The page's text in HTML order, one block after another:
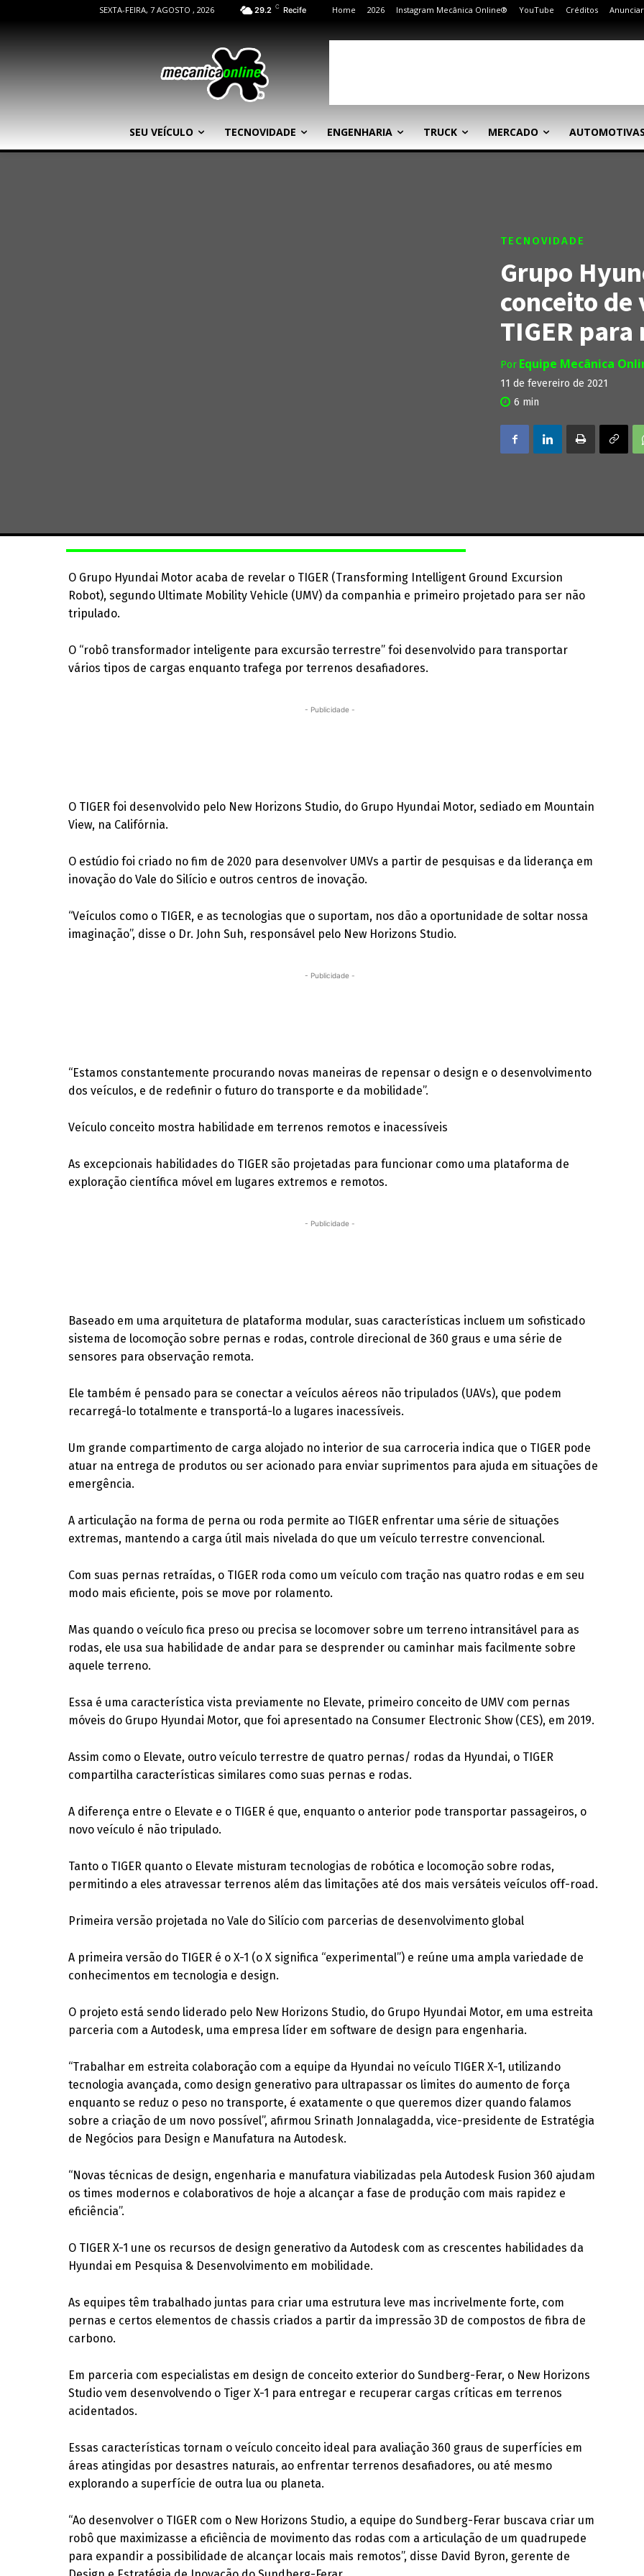
SEXTA-FEIRA, 7 AGOSTO , 2026 29.2 C Recife Home 2026 Instagram Mecânica Online® YouTube Créditos Anunciar
SEU VEÍCULO TECNOVIDADE ENGENHARIA TRUCK MERCADO AUTOMOTIVAS
TECNOVIDADE
Grupo
conceito
TIGER
Por Equipe Mecânica
11 de fevereiro de 2021
6 min
O Grupo Hyundai Motor acaba de revelar o TIGER (Transforming Intelligent Ground Excursion
Robot), segundo Ultimate Mobility Vehicle (UMV) da companhia e primeiro projetado para ser não
tripulado.
O “robô transformador inteligente para excursão terrestre” foi desenvolvido para transportar
vários tipos de cargas enquanto trafega por terrenos desafiadores.
- Publicidade -
O TIGER foi desenvolvido pelo New Horizons Studio, do Grupo Hyundai Motor, sediado em Mountain
View, na Califórnia.
O estúdio foi criado no fim de 2020 para desenvolver UMVs a partir de pesquisas e da liderança em
inovação do Vale do Silício e outros centros de inovação.
“Veículos como o TIGER, e as tecnologias que o suportam, nos dão a oportunidade de soltar nossa
imaginação”, disse o Dr. John Suh, responsável pelo New Horizons Studio.
- Publicidade -
“Estamos constantemente procurando novas maneiras de repensar o design e o desenvolvimento
dos veículos, e de redefinir o futuro do transporte e da mobilidade”.
Veículo conceito mostra habilidade em terrenos remotos e inacessíveis
As excepcionais habilidades do TIGER são projetadas para funcionar como uma plataforma de
exploração científica móvel em lugares extremos e remotos.
- Publicidade -
Baseado em uma arquitetura de plataforma modular, suas características incluem um sofisticado
sistema de locomoção sobre pernas e rodas, controle direcional de 360 graus e uma série de
sensores para observação remota.
Ele também é pensado para se conectar a veículos aéreos não tripulados (UAVs), que podem
recarregá-lo totalmente e transportá-lo a lugares inacessíveis.
Um grande compartimento de carga alojado no interior de sua carroceria indica que o TIGER pode
atuar na entrega de produtos ou ser acionado para enviar suprimentos para ajuda em situações de
emergência.
A articulação na forma de perna ou roda permite ao TIGER enfrentar uma série de situações
extremas, mantendo a carga útil mais nivelada do que um veículo terrestre convencional.
Com suas pernas retraídas, o TIGER roda como um veículo com tração nas quatro rodas e em seu
modo mais eficiente, pois se move por rolamento.
Mas quando o veículo fica preso ou precisa se locomover sobre um terreno intransitável para as
rodas, ele usa sua habilidade de andar para se desprender ou caminhar mais facilmente sobre
aquele terreno.
Essa é uma característica vista previamente no Elevate, primeiro conceito de UMV com pernas
móveis do Grupo Hyundai Motor, que foi apresentado na Consumer Electronic Show (CES), em 2019.
Assim como o Elevate, outro veículo terrestre de quatro pernas/ rodas da Hyundai, o TIGER
compartilha características similares como suas pernas e rodas.
A diferença entre o Elevate e o TIGER é que, enquanto o anterior pode transportar passageiros, o
novo veículo é não tripulado.
Tanto o TIGER quanto o Elevate misturam tecnologias de robótica e locomoção sobre rodas,
permitindo a eles atravessar terrenos além das limitações até dos mais versáteis veículos off-road.
Primeira versão projetada no Vale do Silício com parcerias de desenvolvimento global
A primeira versão do TIGER é o X-1 (o X significa “experimental”) e reúne uma ampla variedade de
conhecimentos em tecnologia e design.
O projeto está sendo liderado pelo New Horizons Studio, do Grupo Hyundai Motor, em uma estreita
parceria com a Autodesk, uma empresa líder em software de design para engenharia.
“Trabalhar em estreita colaboração com a equipe da Hyundai no veículo TIGER X-1, utilizando
tecnologia avançada, como design generativo para ultrapassar os limites do aumento de força
enquanto se reduz o peso no transporte, é exatamente o que queremos dizer quando falamos
sobre a criação de um novo possível”, afirmou Srinath Jonnalagadda, vice-presidente de Estratégia
de Negócios para Design e Manufatura na Autodesk.
“Novas técnicas de design, engenharia e manufatura viabilizadas pela Autodesk Fusion 360 ajudam
os times modernos e colaborativos de hoje a alcançar a fase de produção com mais rapidez e
eficiência”.
O TIGER X-1 une os recursos de design generativo da Autodesk com as crescentes habilidades da
Hyundai em Pesquisa & Desenvolvimento em mobilidade.
As equipes têm trabalhado juntas para criar uma estrutura leve mas incrivelmente forte, com
pernas e certos elementos de chassis criados a partir da impressão 3D de compostos de fibra de
carbono.
Em parceria com especialistas em design de conceito exterior do Sundberg-Ferar, o New Horizons
Studio vem desenvolvendo o Tiger X-1 para entregar e recuperar cargas críticas em terrenos
acidentados.
Essas características tornam o veículo conceito ideal para avaliação 360 graus de superfícies em
áreas atingidas por desastres naturais, ao enfrentar terrenos desafiadores, ou até mesmo
explorando a superfície de outra lua ou planeta.
“Ao desenvolver o TIGER com o New Horizons Studio, a equipe do Sundberg-Ferar buscava criar um
robô que maximizasse a eficiência de movimento das rodas com a articulação de um quadrupede
para expandir a possibilidade de alcançar locais mais remotos”, disse David Byron, gerente de